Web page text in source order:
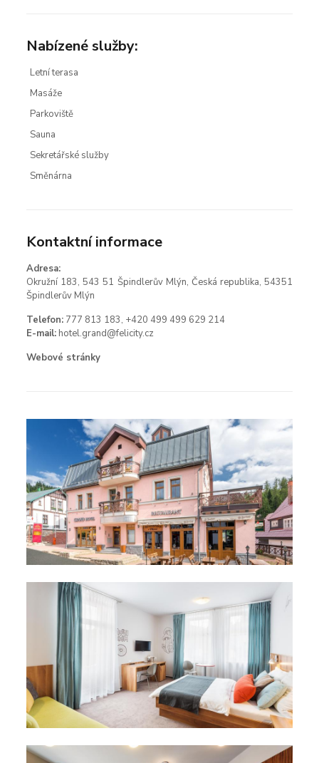
Nabízené služby:
Letní terasa
Masáže
Parkoviště
Sauna
Sekretářské služby
Směnárna
Kontaktní informace
Adresa:
Okružní 183, 543 51 Špindlerův Mlýn, Česká republika, 54351
Špindlerův Mlýn
Telefon:777 813 183, +420 499 499 629 214
E-mail: hotel.grand@felicity.cz
Webové stránky